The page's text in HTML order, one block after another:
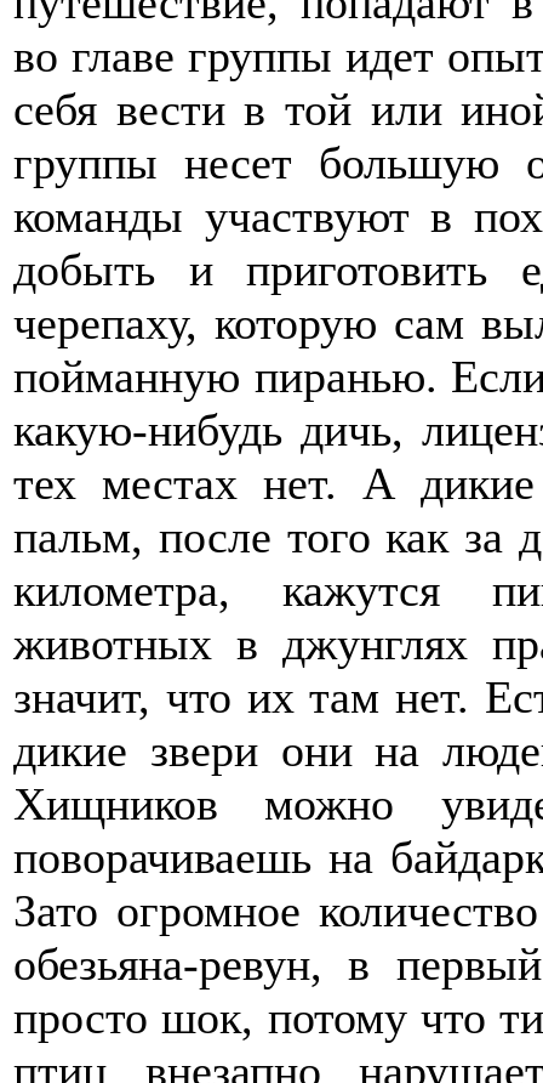
во главе группы идет
себя вести в той или
группы несет большую
команды участвуют в
добыть и приготовить
черепаху, которую сам
пойманную пиранью.
какую-нибудь дичь,
тех местах нет. А
пальм, после того как за
километра, кажутся
животных в джунглях
значит, что их там нет.
дикие звери они на
Хищников можно
поворачиваешь на
Зато огромное
обезьяна-ревун, в
просто шок, потому что
птиц внезапно